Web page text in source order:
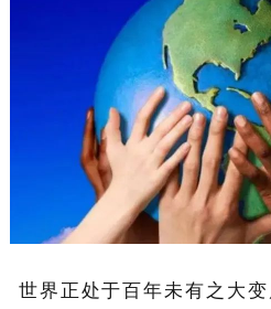
世界正处于百年未有之大